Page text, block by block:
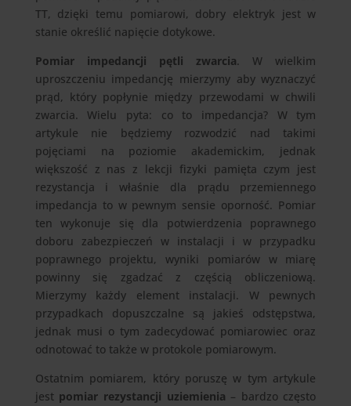
TT, dzięki temu pomiarowi, dobry elektryk jest w
stanie określić napięcie dotykowe.
Pomiar impedancji pętli zwarcia. W wielkim
uproszczeniu impedancję mierzymy aby wyznaczyć
prąd, który popłynie między przewodami w chwili
zwarcia. Wielu pyta: co to impedancja? W tym
artykule nie będziemy rozwodzić nad takimi
pojęciami na poziomie akademickim, jednak
większość z nas z lekcji fizyki pamięta czym jest
rezystancja i właśnie dla prądu przemiennego
impedancja to w pewnym sensie oporność. Pomiar
ten wykonuje się dla potwierdzenia poprawnego
doboru zabezpieczeń w instalacji i w przypadku
poprawnego projektu, wyniki pomiarów w miarę
powinny się zgadzać z częścią obliczeniową.
Mierzymy każdy element instalacji. W pewnych
przypadkach dopuszczalne są jakieś odstępstwa,
jednak musi o tym zadecydować pomiarowiec oraz
odnotować to także w protokole pomiarowym.
Ostatnim pomiarem, który poruszę w tym artykule
jest pomiar rezystancji uziemienia – bardzo często